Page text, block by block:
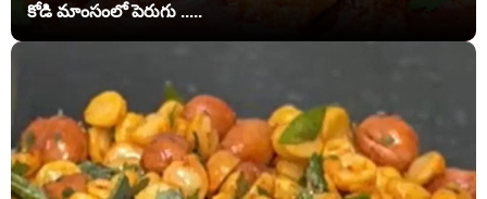
కోడి మాంసంలో పెరుగు .....